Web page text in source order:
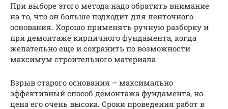
При выборе этого метода надо обратить внимание
на то, что он больше подходит для ленточного
основания. Хорошо применять ручную разборку и
при демонтаже кирпичного фундамента, когда
желательно еще и сохранить по возможности
максимум строительного материала
Взрыв старого основания – максимально
эффективный способ демонтажа фундамента, но
цена его очень высока. Сроки проведения работ в